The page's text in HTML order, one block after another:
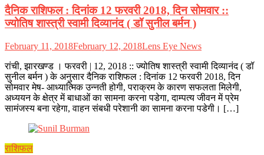
दैनिक राशिफल : दिनांक 12 फरवरी 2018, दिन सोमवार ::
ज्योतिष शास्त्री स्वामी दिव्यानंद ( डॉ सुनील बर्मन )
February 11, 2018February 12, 2018Lens Eye News
रांची, झारखण्ड । फरवरी | 12, 2018 :: ज्योतिष शास्त्री स्वामी दिव्यानंद ( डॉ
सुनील बर्मन ) के अनुसार दैनिक राशिफल : दिनांक 12 फरवरी 2018, दिन
सोमवार मेष- आध्यात्मिक उन्नती होगी, पराक्रम के कारण सफलता मिलेगी,
अध्ययन के क्षेत्र में बाधाओं का सामना करना पडेगा, दाम्पत्य जीवन में प्रेम
सामंजस्य बना रहेगा, वाहन संबधी परेशानी का सामना करना पडेगी। […]
राशिफल